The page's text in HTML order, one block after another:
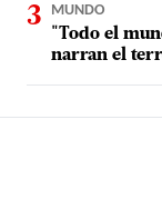
MUNDO
"Todo el
narran el